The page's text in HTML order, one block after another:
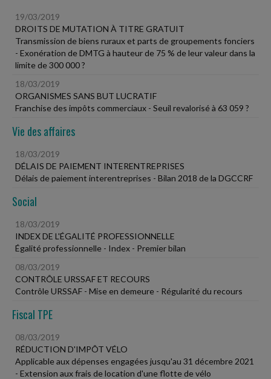
19/03/2019
DROITS DE MUTATION À TITRE GRATUIT
Transmission de biens ruraux et parts de groupements fonciers
- Exonération de DMTG à hauteur de 75 % de leur valeur dans la
limite de 300 000 ?
18/03/2019
ORGANISMES SANS BUT LUCRATIF
Franchise des impôts commerciaux - Seuil revalorisé à 63 059 ?
Vie des affaires
18/03/2019
DÉLAIS DE PAIEMENT INTERENTREPRISES
Délais de paiement interentreprises - Bilan 2018 de la DGCCRF
Social
18/03/2019
INDEX DE L'ÉGALITÉ PROFESSIONNELLE
Égalité professionnelle - Index - Premier bilan
08/03/2019
CONTRÔLE URSSAF ET RECOURS
Contrôle URSSAF - Mise en demeure - Régularité du recours
Fiscal TPE
08/03/2019
RÉDUCTION D'IMPÔT VÉLO
Applicable aux dépenses engagées jusqu'au 31 décembre 2021
- Extension aux frais de location d'une flotte de vélo